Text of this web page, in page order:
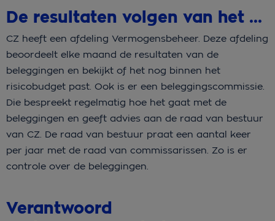
De resultaten volgen van het beleggen
CZ heeft een afdeling Vermogensbeheer. Deze afdeling
beoordeelt elke maand de resultaten van de
beleggingen en bekijkt of het nog binnen het
risicobudget past. Ook is er een beleggingscommissie.
Die bespreekt regelmatig hoe het gaat met de
beleggingen en geeft advies aan de raad van bestuur
van CZ. De raad van bestuur praat een aantal keer
per jaar met de raad van commissarissen. Zo is er
controle over de beleggingen.
Verantwoord